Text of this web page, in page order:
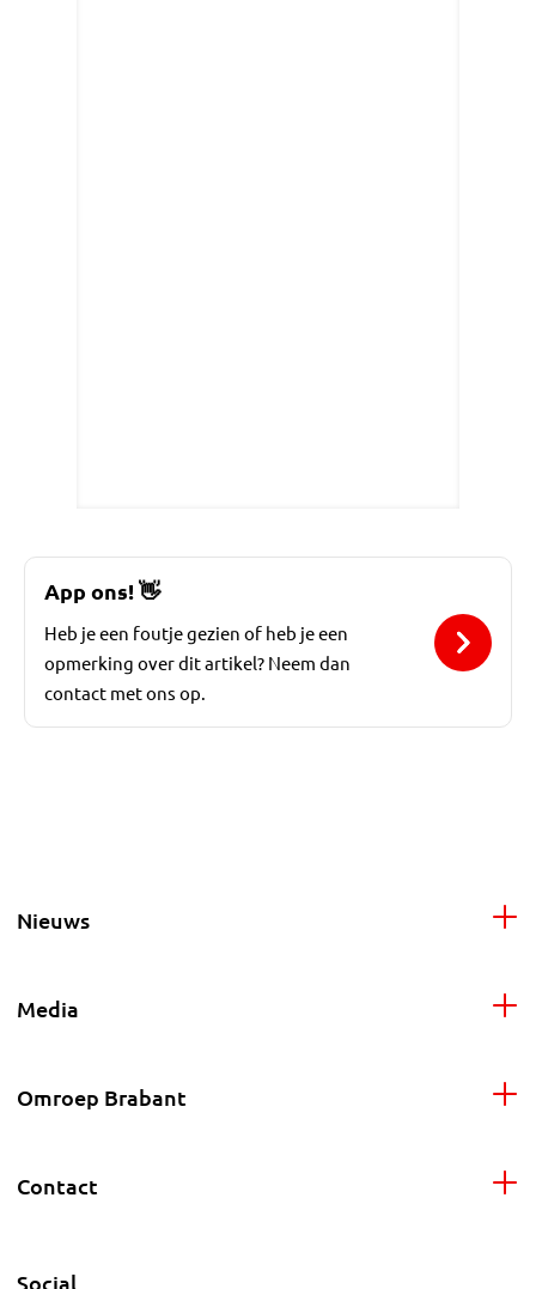
App ons!👋
Heb je een foutje gezien of heb je een
opmerking over dit artikel? Neem dan
contact met ons op.
Nieuws
Media
Omroep Brabant
Contact
Social